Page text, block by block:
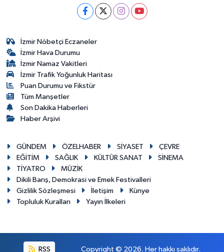
İzmir Nöbetçi Eczaneler
İzmir Hava Durumu
İzmir Namaz Vakitleri
İzmir Trafik Yoğunluk Haritası
Puan Durumu ve Fikstür
Tüm Manşetler
Son Dakika Haberleri
Haber Arşivi
GÜNDEM ÖZELHABER SİYASET
ÇEVRE
EĞİTİM
SAĞLIK KÜLTÜR SANAT
SİNEMA
TİYATRO
MÜZİK
Dikili Barış, Demokrasi ve Emek Festivalleri
Gizlilik Sözleşmesi
İletişim
Künye
Topluluk Kuralları
Yayın İlkeleri
RSS Copyright © 2026. Her hakkı saklıdır.